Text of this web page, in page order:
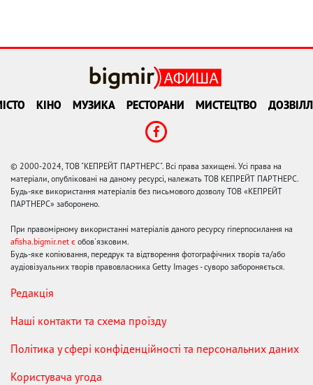
КІНО МУЗИКА РЕСТОРАНИ МИСТЕЦТВО
© 2000-2024, ТОВ "КЕПРЕЙТ ПАРТНЕРС". Всі права захищені. Усі права на
матеріали, опубліковані на даному ресурсі, належать ТОВ КЕПРЕЙТ ПАРТНЕРС.
Будь-яке використання матеріалів без письмового дозволу ТОВ «КЕПРЕЙТ
ПАРТНЕРС» заборонено.
При правомірному використанні матеріалів даного ресурсу гіперпосилання на
afisha.bigmir.net є обов'язковим.
Будь-яке копіювання, передрук та відтворення фотографічних творів та/або
аудіовізуальних творів правовласника Getty Images - суворо забороняється.
Редакція
Наші контакти та схема проїзду
Політика у сфері конфіденційності та персональних даних
Користувача угода